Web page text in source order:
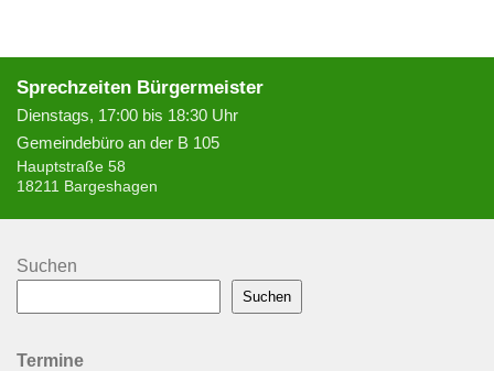
Sprechzeiten Bürgermeister
Dienstags, 17:00 bis 18:30 Uhr
Gemeindebüro an der B 105
Hauptstraße 58
18211 Bargeshagen
Suchen
Suchen
Termine